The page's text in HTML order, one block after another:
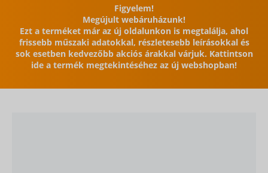
Figyelem!
Megújult webáruházunk!
Ezt a terméket már az új oldalunkon is megtalálja, ahol
frissebb műszaki adatokkal, részletesebb leírásokkal és
sok esetben kedvezőbb akciós árakkal várjuk. Kattintson
ide a termék megtekintéséhez az új webshopban!